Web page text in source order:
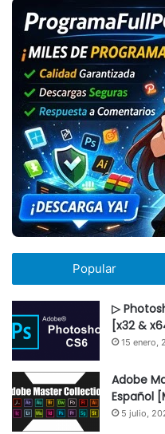
Popular
▷
[x32 &
15 enero,
Adobe
Español
5 julio,